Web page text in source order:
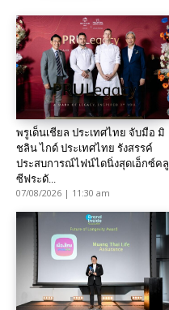
พรูเด็นเชียล ประเทศไทย จับมือ มิ
ชลิน ไกด์ ประเทศไทย รังสรรค์
ประสบการณ์ไฟน์ไดนิ่งสุดเอ็กซ์คลู
ซีฟระดั...
07/08/2026 | 11:30 am